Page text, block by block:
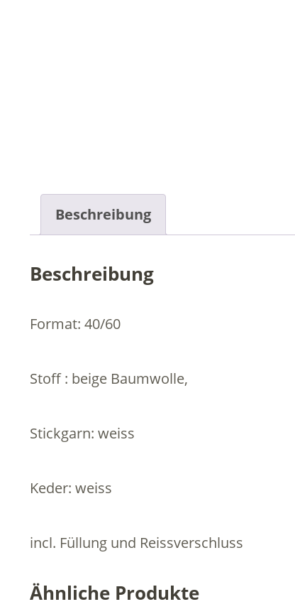
Beschreibung
Beschreibung
Format: 40/60
Stoff : beige Baumwolle,
Stickgarn: weiss
Keder: weiss
incl. Füllung und Reissverschluss
Ähnliche Produkte